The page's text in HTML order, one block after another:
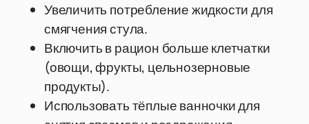
Увеличить потребление жидкости для
смягчения стула.
Включить в рацион больше клетчатки
(овощи, фрукты, цельнозерновые
продукты).
Использовать тёплые ванночки для